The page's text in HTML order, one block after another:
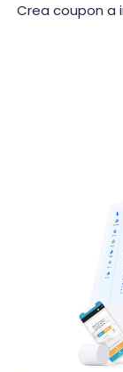
Crea coupon a